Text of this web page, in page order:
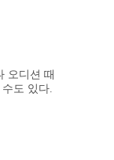
오디션 때
도 있다.